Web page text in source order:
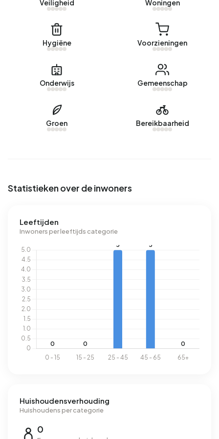
geregistreerd energielabel. De meest voorkomende
labels zijn C (42%), A (17%) en A++ (8%).
Veiligheid Woningen
Hygiëne Voorzieningen
Onderwijs Gemeenschap
Groen Bereikbaarheid
Statistieken over de inwoners
Leeftijden
Inwoners per leeftijds categorie
Huishoudensverhouding
Huishoudens per categorie
0